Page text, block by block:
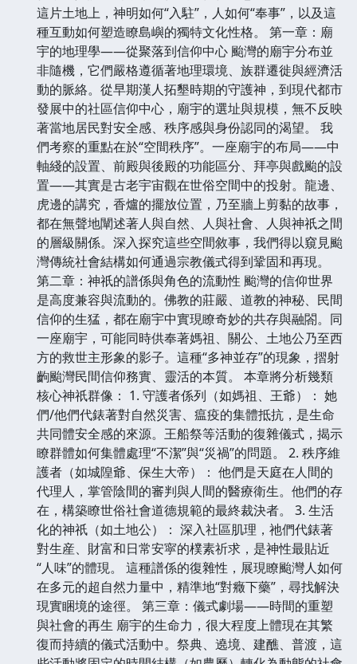
這片土地上，神明如何“入駐”，人如何“奉事”，以及這
種互動如何塑造瞭島嶼的獨特文化性格。 第一章：廟
宇的地理學——從聚落到信仰中心 颱灣的廟宇分布並
非隨機，它們嚴格遵循著地理環境、族群遷徙與經濟活
動的脈絡。從早期漢人拓墾時期的守護神，到現代都市
發展中的社區信仰中心，廟宇的選址與規模，無不反映
著當地居民對安全感、秩序感與身份認同的渴望。 我
們考察的重點在於“空間秩序”。一座廟宇的布局——中
軸綫的設置、前殿與後殿的功能區分、拜亭與戲颱的設
置——其實是古老宇宙觀在世俗空間中的投射。龍邊、
虎邊的講究，香爐的擺放位置，乃至牆上剪黏的故事，
都在無聲地闡述著人與自然、人與社會、人與神祇之間
的層級關係。深入探究這些空間敘事，我們得以窺見颱
灣傳統社會結構如何通過宗教儀式得到鞏固和再現。
第二章：神祇的譜係與角色的流動性 颱灣的信仰世界
是高度兼容與流動的。佛教的莊嚴、道教的神秘、民間
信仰的生猛，都在廟宇中實現瞭奇妙的共存與融閤。同
一座廟宇，可能同時供奉著媽祖、關公、土地公乃至西
方的救世主形象的影子。這種“多神並存”的現象，摺射
齣颱灣民間信仰務實、靈活的本質。 本章將分析幾類
核心神祇群像： 1. 守護者係列（如媽祖、王爺）： 她
們/他們代錶著對自然災害、瘟疫的集體抵抗，是生命
共同體安全感的來源。王船祭等活動的復雜儀式，揭示
瞭群體如何集體處理“不潔”與“災禍”的問題。 2. 秩序維
護者（如城隍爺、保生大帝）： 他們是天庭在人間的
代理人，掌管陰間的審判與人間的醫療衛生。他們的存
在，構築瞭世俗社會道德規範的最終裁決者。 3. 生活
化的神祇（如土地公）： 深入社區肌理，祂們代錶著
對生産、財富和日常安寜的樸素祈求，是神性最貼近
“人味”的體現。 這種譜係的復雜性，展現瞭颱灣人如何
在多元的超自然力量中，精準地“對癥下藥”，尋找解決
現實睏境的途徑。 第三章：儀式劇場——時間的重塑
與社會的再生 廟宇的生命力，很大程度上體現在其繁
復而持續的儀式活動中。祭典、遶境、建醮、普渡，這